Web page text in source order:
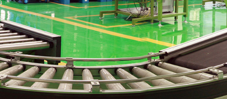
全球市场 
人才战略 
联系我们 
0757-85773493